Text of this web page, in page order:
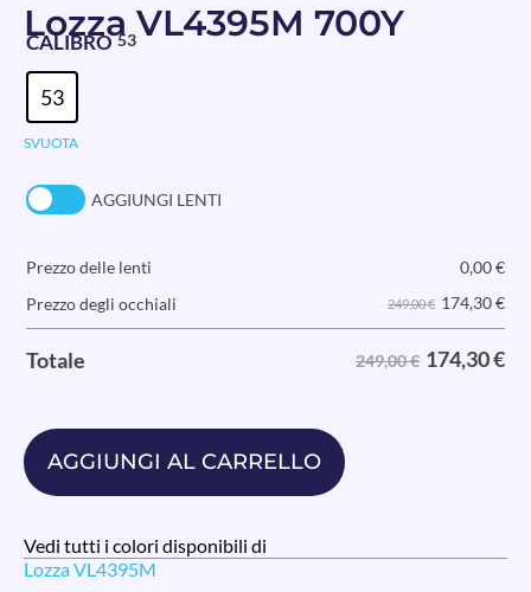
Lozza VL4395M 700Y
CALIBRO 53
53
SVUOTA
AGGIUNGI LENTI
Prezzo delle lenti 0,00€
Prezzo degli occhiali
249,00 € 174,30€
Totale 249,00 € 174,30€
AGGIUNGI AL CARRELLO
Vedi tutti i colori disponibili di
Lozza VL4395M